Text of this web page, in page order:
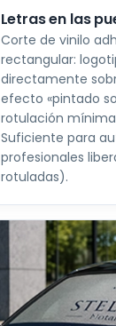
Letras en las
Corte de vinilo
rectangular:
directamente
efecto «pintado
rotulación
Suficiente para
profesionales
rotuladas).